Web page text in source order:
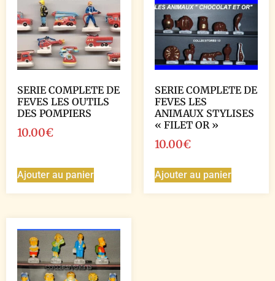
SERIE COMPLETE DE
FEVES LES OUTILS
DES POMPIERS
10.00€
Ajouter au panier
SERIE COMPLETE DE
FEVES LES
ANIMAUX STYLISES
« FILET OR »
10.00€
Ajouter au panier